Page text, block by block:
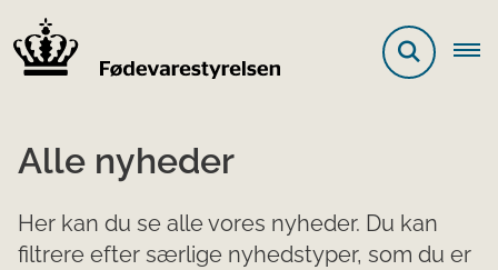
Alle nyheder
Her kan du se alle vores nyheder. Du kan
filtrere efter særlige nyhedstyper, som du er